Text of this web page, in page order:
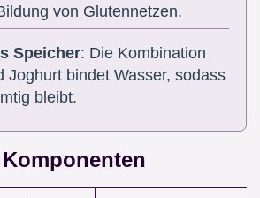
von Glutennetzen.
Speicher: Die Kombination
Joghurt bindet Wasser, sodass
bleibt.